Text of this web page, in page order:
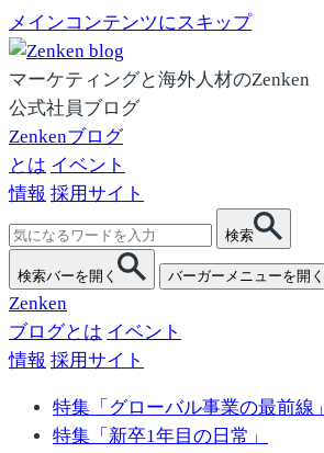
メインコンテンツにスキップ
マーケティングと海外人材のZenken
公式社員ブログ
Zenkenブログ
とは イベント
情報 採用サイト
検
索:
検索
検索バーを開く バーガーメニューを開く
Zenken
ブログとは イベント
情報 採用サイト
特集「グローバル事業の最前線」
特集「新卒1年目の日常」